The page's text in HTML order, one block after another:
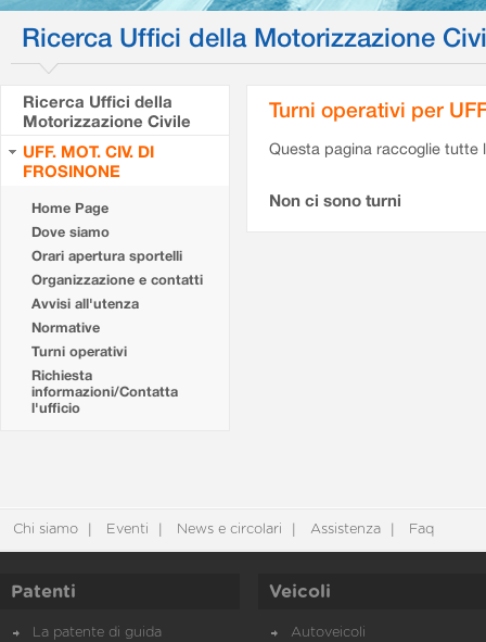
Ricerca Uffici della Motorizzazione
Ricerca Uffici della
Motorizzazione Civile
UFF. MOT. CIV. DI
FROSINONE
Home Page
Dove siamo
Orari apertura sportelli
Organizzazione e contatti
Avvisi all'utenza
Normative
Turni operativi
Richiesta
informazioni/Contatta
l'ufficio
Turni operativi per
Questa pagina raccoglie tutte
Non ci sono turni
Chi siamo Eventi News e circolari Assistenza Faq
Patenti
La patente di guida
Veicoli
Autoveicoli